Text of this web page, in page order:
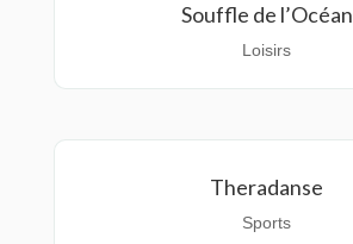
Souffle de l’Océan
Loisirs
Theradanse
Sports